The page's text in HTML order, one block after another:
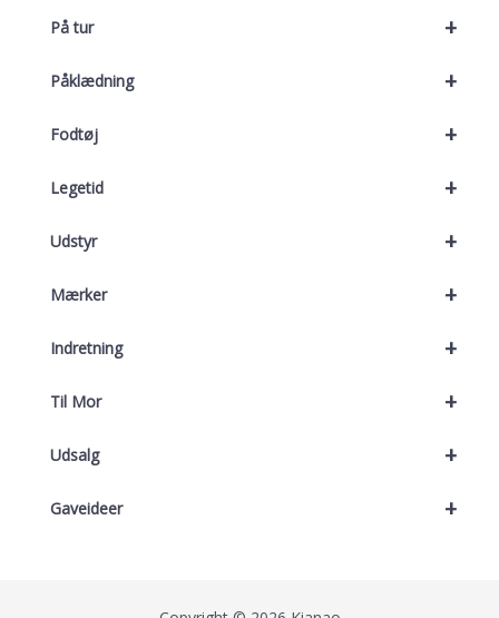
+
På tur
+
Påklædning
+
Fodtøj
+
Legetid
+
Udstyr
+
Mærker
+
Indretning
+
Til Mor
+
Udsalg
+
Gaveideer